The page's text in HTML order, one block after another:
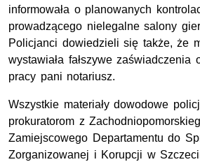
informowała o planowanych
prowadzącego nielegalne salony
Policjanci dowiedzieli się także, że
wystawiała fałszywe zaświadczenia
pracy pani notariusz.
Wszystkie materiały dowodowe
prokuratorom z
Zamiejscowego Departamentu do
Zorganizowanej i Korupcji w